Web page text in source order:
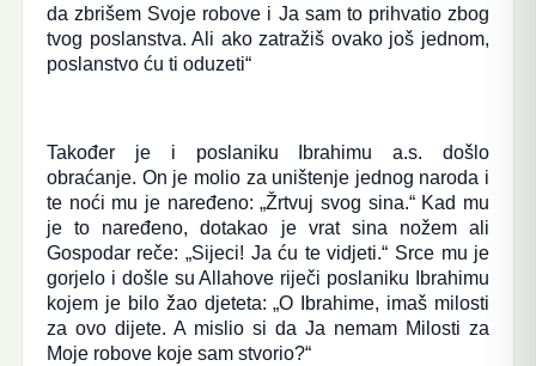
da zbrišem Svoje robove i Ja sam to prihvatio zbog
tvog poslanstva. Ali ako zatražiš ovako još jednom,
poslanstvo ću ti oduzeti“
Također je i poslaniku Ibrahimu a.s. došlo
obraćanje. On je molio za uništenje jednog naroda i
te noći mu je naređeno: „Žrtvuj svog sina.“ Kad mu
je to naređeno, dotakao je vrat sina nožem ali
Gospodar reče: „Sijeci! Ja ću te vidjeti.“ Srce mu je
gorjelo i došle su Allahove riječi poslaniku Ibrahimu
kojem je bilo žao djeteta: „O Ibrahime, imaš milosti
za ovo dijete. A mislio si da Ja nemam Milosti za
Moje robove koje sam stvorio?“